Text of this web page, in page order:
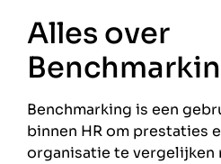
Alles over
Benchmarking is een
binnen HR om prestaties
organisatie te vergelijken